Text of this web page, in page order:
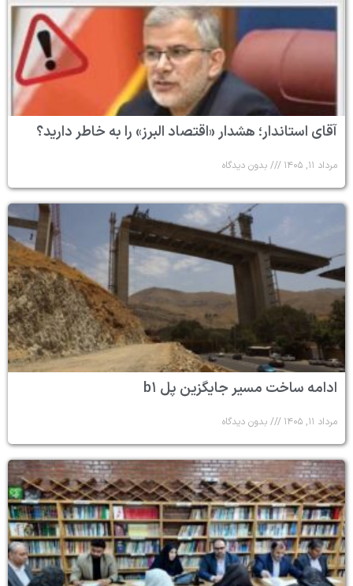
آقای استاندار؛ هشدار «اقتصاد البرز» را به خاطر دارید؟
مرداد ۱۱, ۱۴۰۵ بدون دیدگاه
ادامه ساخت مسیر جایگزین پل b۱
مرداد ۱۱, ۱۴۰۵ بدون دیدگاه